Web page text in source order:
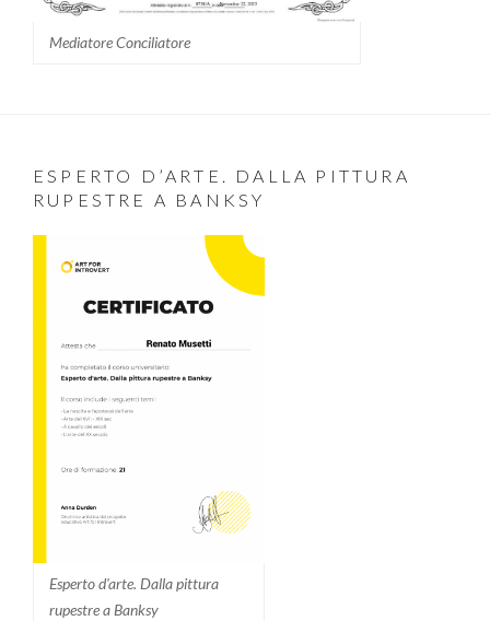
Mediatore Conciliatore
ESPERTO D’ARTE. DALLA PITTURA
RUPESTRE A BANKSY
Esperto d'arte. Dalla pittura
rupestre a Banksy